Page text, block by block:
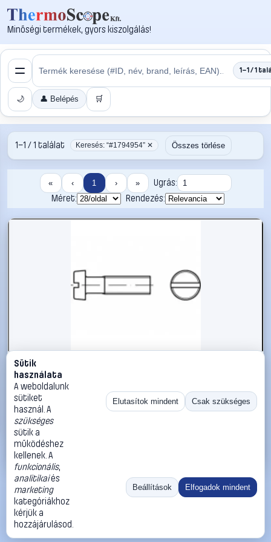
Minőségi termékek, gyors kiszolgálás!
1–1 / 1
🌙 👤 Belépés 🛒
1–1 / 1 találat Keresés: “#1794954” ✕ Összes törlése
« ‹ 1 › »
Ugrás:
Méret:
Rendezés:
#1794954
TOOLCRAFT TO-5384862 hengeres fejű csavar M5 25 mm
egyeneshornyú ISO 1207 1000 db
TOOLCRAFT Metrikus csavarok
24 990 Ft
Kosárba
«
Ugrás:
Méret:
Rendezés:
©2026
ThermoScope
ÁSZF
Cégbemutató
Sütik
használata
A weboldalunk
sütiket
használ. A
szükséges
sütik a
működéshez
kellenek. A
funkcionális,
analitikaiés
marketing
kategóriákhoz
kérjük a
hozzájárulásod.
Elutasítok mindent Csak szükséges
Beállítások Elfogadok mindent